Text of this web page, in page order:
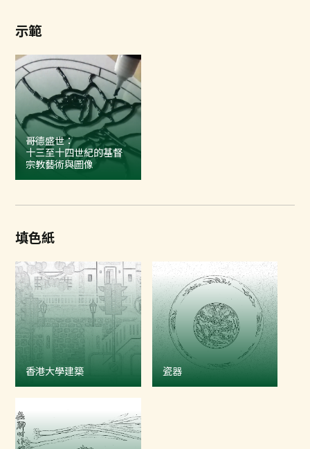
示範
哥德盛世：
十三至十四世紀的基督
宗教藝術與圖像
填色紙
香港大學建築 瓷器